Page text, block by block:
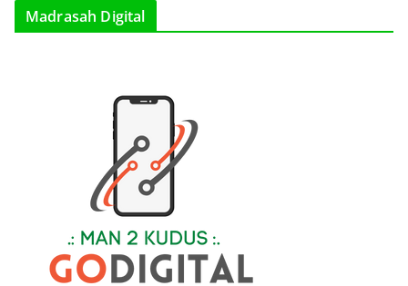
Madrasah Digital